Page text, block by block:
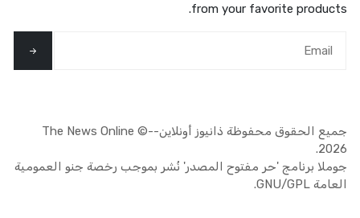
from your favorite products.
جميع الحقوق محفوظة ذانيوز أونلاين--The News Online ©
2026.
جوملا برنامج 'حر مفتوح المصدر' نُشر بموجب رخصة جنو العمومية
العامة GNU/GPL.